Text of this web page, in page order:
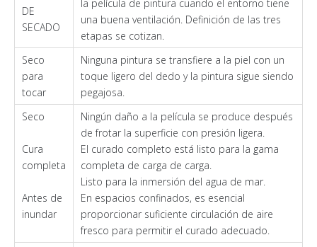
DE
SECADO
la película de pintura cuando el entorno tiene
una buena ventilación. Definición de las tres
etapas se cotizan.
Seco
para
tocar
Ninguna pintura se transfiere a la piel con un
toque ligero del dedo y la pintura sigue siendo
pegajosa.
Seco
Cura
completa
Antes de
inundar
Ningún daño a la película se produce después
de frotar la superficie con presión ligera.
El curado completo está listo para la gama
completa de carga de carga.
Listo para la inmersión del agua de mar.
En espacios confinados, es esencial
proporcionar suficiente circulación de aire
fresco para permitir el curado adecuado.